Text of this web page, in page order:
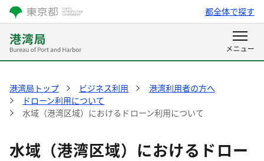
都全体で探す
港湾局トップ ビジネス利用
港湾利用者の方へ
ドローン利用について
水域（港湾区域）におけるドローン利用について
水域（港湾区域）におけるドロー